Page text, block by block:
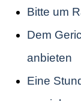
Bitte um
Dem
anbieten
Eine